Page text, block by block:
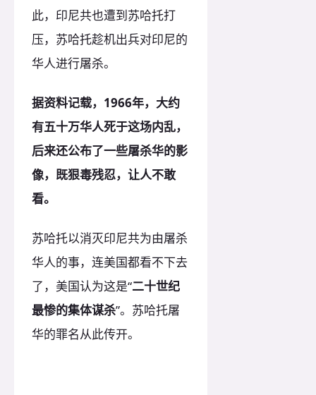
此，印尼共也遭到苏哈托打
压，苏哈托趁机出兵对印尼的
华人进行屠杀。
据资料记载，1966年，大约
有五十万华人死于这场内乱，
后来还公布了一些屠杀华的影
像，既狠毒残忍，让人不敢
看。
苏哈托以消灭印尼共为由屠杀
华人的事，连美国都看不下去
了，美国认为这是“二十世纪
最惨的集体谋杀”。苏哈托屠
华的罪名从此传开。